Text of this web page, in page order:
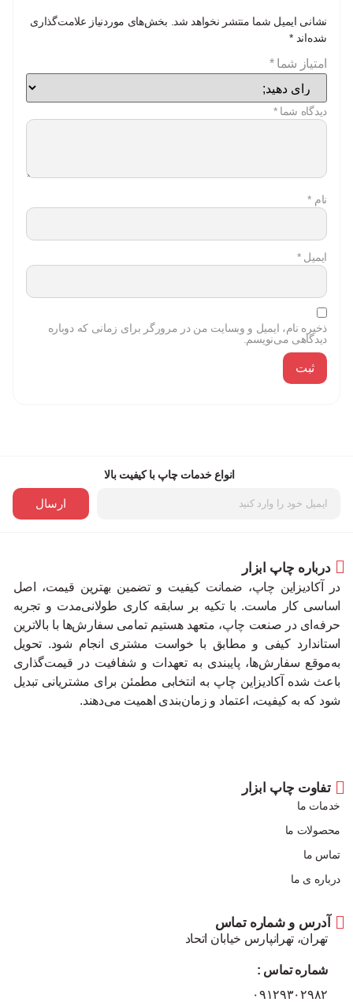
نشانی ایمیل شما منتشر نخواهد شد.
بخش‌های موردنیاز علامت‌گذاری
شده‌اند *
امتیاز شما*
دیدگاه شما*
نام *
ایمیل*
ذخیره نام، ایمیل و وبسایت من در مرورگر برای زمانی که دوباره
دیدگاهی می‌نویسم.
انواع خدمات چاپ با کیفیت بالا
ارسال
درباره چاپ ابزار
در آکادیزاین چاپ، ضمانت کیفیت و تضمین بهترین قیمت، اصل
اساسی کار ماست. با تکیه بر سابقه کاری طولانی‌مدت و تجربه
حرفه‌ای در صنعت چاپ، متعهد هستیم تمامی سفارش‌ها با بالاترین
استاندارد کیفی و مطابق با خواست مشتری انجام شود. تحویل
به‌موقع سفارش‌ها، پایبندی به تعهدات و شفافیت در قیمت‌گذاری
باعث شده آکادیزاین چاپ به انتخابی مطمئن برای مشتریانی تبدیل
شود که به کیفیت، اعتماد و زمان‌بندی اهمیت می‌دهند.
تفاوت چاپ ابزار
خدمات ما
محصولات ما
تماس ما
درباره ی ما
آدرس و شماره تماس
تهران، تهرانپارس خیابان اتحاد
شماره تماس :
۰۹۱۲۹۳۰۲۹۸۲